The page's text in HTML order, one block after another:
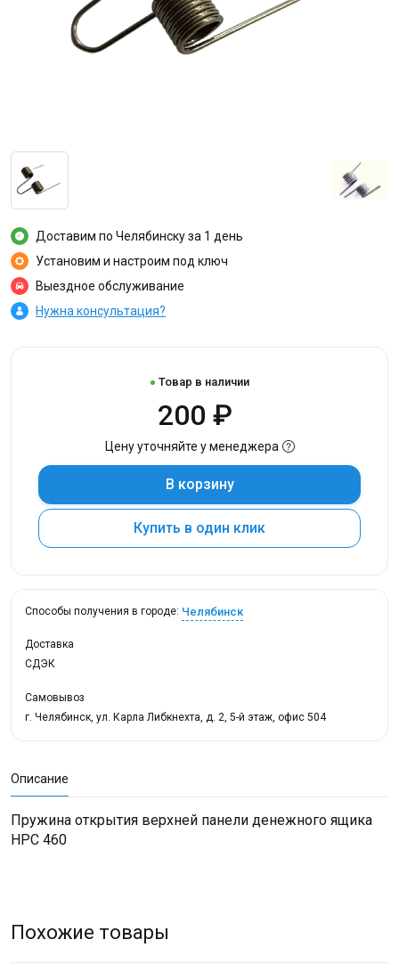
Доставим по Челябинску за 1 день
Установим и настроим под ключ
Выездное обслуживание
Нужна консультация?
Товар в наличии
200 ₽
Цену уточняйте у менеджера
В корзину
Купить в один клик
Способы получения в городе: Челябинск
Доставка
СДЭК
Самовывоз
г. Челябинск, ул. Карла Либкнехта, д. 2, 5-й этаж, офис 504
Описание
Пружина открытия верхней панели денежного ящика
НРС 460
Похожие товары